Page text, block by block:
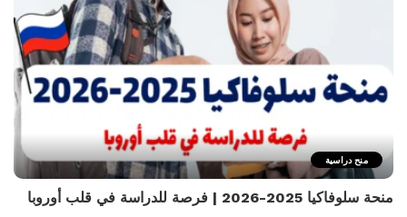
منح دراسية
منحة سلوفاكيا 2025-2026 | فرصة للدراسة في قلب أوروبا